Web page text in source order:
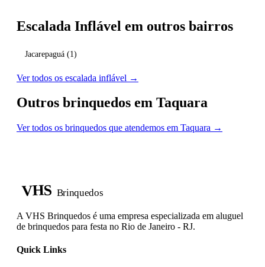
Escalada Inflável em outros bairros
Jacarepaguá(1)
Ver todos os escalada inflável →
Outros brinquedos em Taquara
Ver todos os brinquedos que atendemos em Taquara →
VHS Brinquedos
A VHS Brinquedos é uma empresa especializada em aluguel
de brinquedos para festa no Rio de Janeiro - RJ.
Quick Links